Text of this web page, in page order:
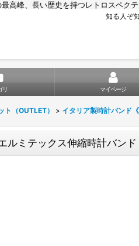
高峰、長い歴史を持つレトロスペク
知る人ぞ
リ マイページ
ト（OUTLET） > イタリア製時計バンド
ルミテックス伸縮時計バン